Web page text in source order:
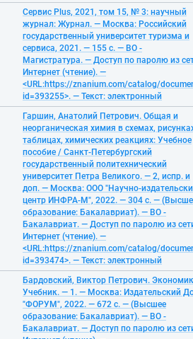
Сервис Plus, 2021, том 15, № 3: научный
журнал: Журнал. — Москва: Российский
государственный университет туризма и
сервиса, 2021. — 155 с. — ВО -
Магистратура. — Доступ по паролю из
Интернет (чтение). —
<URL:https://znanium.com/catalog/
id=393255>. — Текст: электронный
Гаршин, Анатолий Петрович. Общая и
неорганическая химия в схемах,
таблицах, химических реакциях: Учебное
пособие / Санкт-Петербургский
государственный политехнический
университет Петра Великого. — 2, испр. и
доп. — Москва: ООО "Научно-
центр ИНФРА-М", 2022. — 304 с. —
образование: Бакалавриат). — ВО -
Бакалавриат. — Доступ по паролю из
Интернет (чтение). —
<URL:https://znanium.com/catalog/
id=393474>. — Текст: электронный
Бардовский, Виктор Петрович.
Учебник. — 1. — Москва: Издательский
"ФОРУМ", 2022. — 672 с. — (Высшее
образование: Бакалавриат). — ВО -
Бакалавриат. — Доступ по паролю из